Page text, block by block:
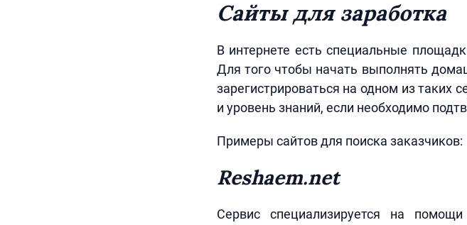
Сайты для заработка
В интернете есть специальные
Для того чтобы начать выполнять
зарегистрироваться на одном из таких
и уровень знаний, если необходимо
Примеры сайтов для поиска заказчиков:
Reshaem.net
Сервис специализируется на